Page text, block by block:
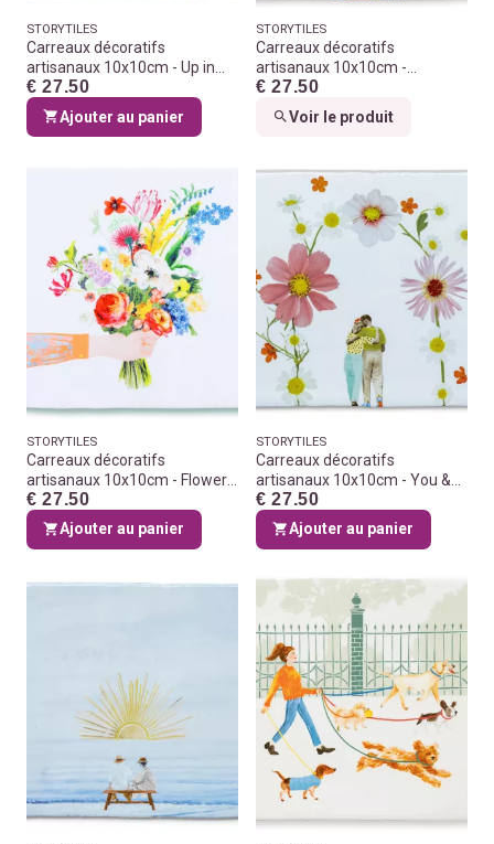
STORYTILES
Carreaux décoratifs
artisanaux 10x10cm - Up in
the air with you
€ 27.50
Ajouter au panier
STORYTILES
Carreaux décoratifs
artisanaux 10x10cm -
Bookworm
€ 27.50
Voir le produit
STORYTILES
Carreaux décoratifs
artisanaux 10x10cm - Flowers
say it all
€ 27.50
Ajouter au panier
STORYTILES
Carreaux décoratifs
artisanaux 10x10cm - You &
Me
€ 27.50
Ajouter au panier